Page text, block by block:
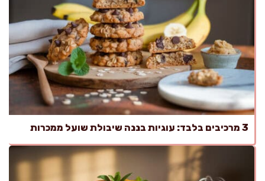
3 מרכיבים בלבד: עוגיות בננה שיבולת שועל ממכרות